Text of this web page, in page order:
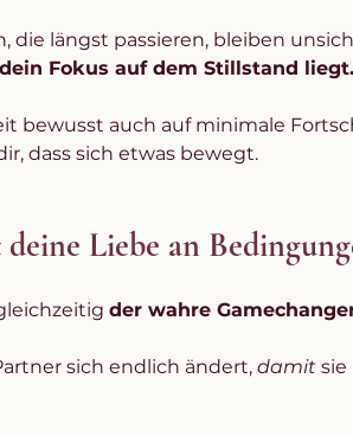
die längst passieren, bleiben
dein Fokus auf dem Stillstand liegt.
bewusst auch auf minimale
dass sich etwas bewegt.
Liebe an
der wahre
sich endlich ändert, damit sie